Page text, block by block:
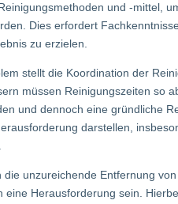
und -mittel,
Dies erfordert
zu erzielen.
stellt die Koordination der
müssen Reinigungszeiten so
und dennoch eine gründliche
darstellen,
die unzureichende Entfernung
eine Herausforderung sein.